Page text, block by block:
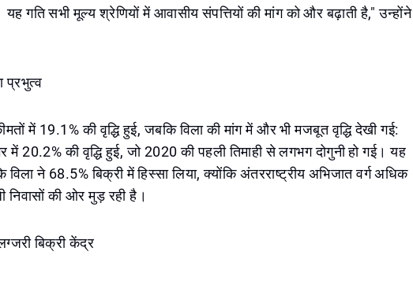
यह गति सभी मूल्य श्रेणियों में आवासीय संपत्तियों की मांग को और बढ़ाती है," उन्होंने
प्रभुत्व
में 19.1% की वृद्धि हुई, जबकि विला की मांग में और भी मजबूत वृद्धि देखी गई:
में 20.2% की वृद्धि हुई, जो 2020 की पहली तिमाही से लगभग दोगुनी हो गई। यह
ने 68.5% बिक्री में हिस्सा लिया, क्योंकि अंतरराष्ट्रीय अभिजात वर्ग अधिक
निवासों की ओर मुड़ रही है।
बिक्री केंद्र